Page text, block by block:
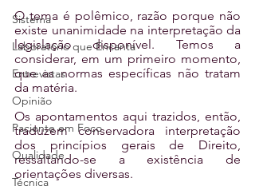
Sistema
Laboratório que Encanta
Entrevistas
Opinião
Paciente em Foco
Qualidade
Técnica
O tema é polêmico, razão porque não
existe unanimidade na interpretação da
legislação disponível. Temos a
considerar, em um primeiro momento,
que as normas específicas não tratam
da matéria.
Os apontamentos aqui trazidos, então,
traduzem conservadora interpretação
dos princípios gerais de Direito,
ressaltando-se a existência de
orientações diversas.